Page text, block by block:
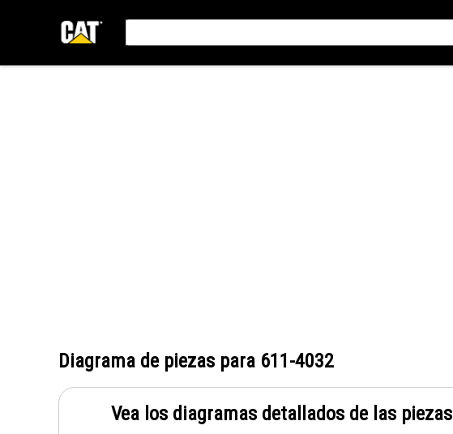
Diagrama de piezas para 611-4032
Vea los diagramas detallados de las piezas